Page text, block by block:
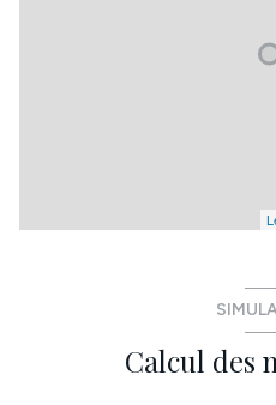
Calcul des